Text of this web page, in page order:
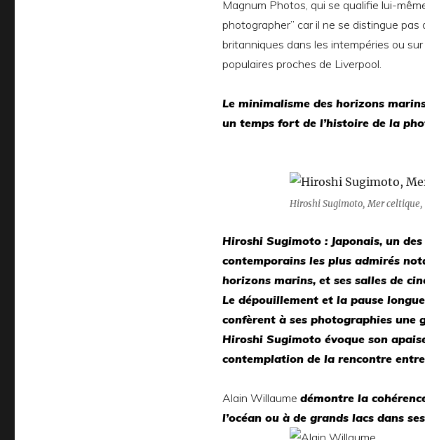
Magnum Photos, qui se qualifie lui-
photographer” car il ne se distingue pas
britanniques dans les intempéries ou
populaires proches de Liverpool.
Le minimalisme des horizons
un temps fort de l’histoire de la
Hiroshi Sugimoto, Mer celtique,
Hiroshi Sugimoto :Japonais, un
contemporains les plus admirés
horizons marins, et ses salles de
Le dépouillement et la pause
confèrent à ses photographies une
Hiroshi Sugimoto évoque son
contemplation de la rencontre entre
Alain Willaume démontre la
l’océan ou à de grands lacs dans